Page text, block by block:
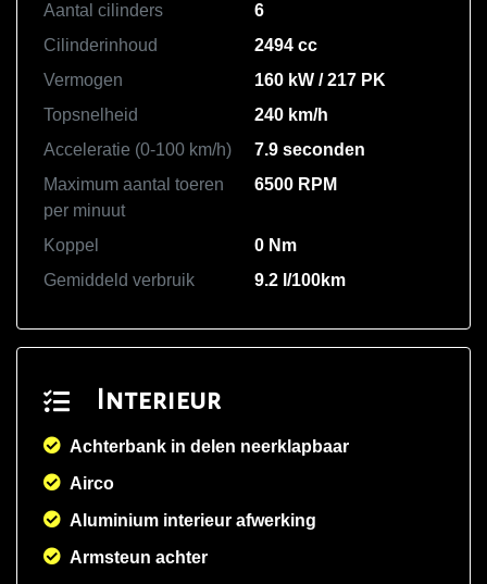
Aantal cilinders
6
Cilinderinhoud
2494 cc
Vermogen
160 kW / 217 PK
Topsnelheid
240 km/h
Acceleratie (0-100 km/h)
7.9 seconden
Maximum aantal toeren
per minuut
6500 RPM
Koppel
0 Nm
Gemiddeld verbruik
9.2 l/100km
Interieur
Achterbank in delen neerklapbaar
Airco
Aluminium interieur afwerking
Armsteun achter